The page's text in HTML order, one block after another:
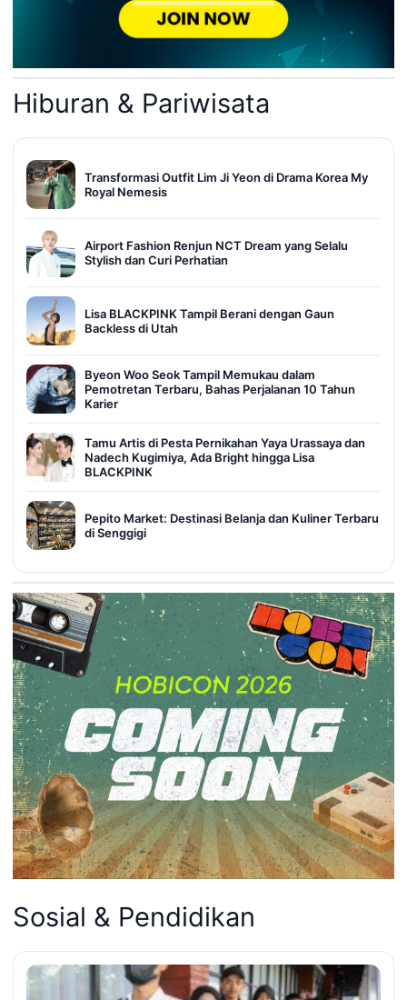
Hiburan & Pariwisata
Transformasi Outfit Lim Ji Yeon di Drama Korea My
Royal Nemesis
Airport Fashion Renjun NCT Dream yang Selalu
Stylish dan Curi Perhatian
Lisa BLACKPINK Tampil Berani dengan Gaun
Backless di Utah
Byeon Woo Seok Tampil Memukau dalam
Pemotretan Terbaru, Bahas Perjalanan 10 Tahun
Karier
Tamu Artis di Pesta Pernikahan Yaya Urassaya dan
Nadech Kugimiya, Ada Bright hingga Lisa
BLACKPINK
Pepito Market: Destinasi Belanja dan Kuliner Terbaru
di Senggigi
Sosial & Pendidikan